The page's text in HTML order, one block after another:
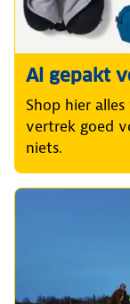
Al gepakt
Shop hier
vertrek goed
niets.